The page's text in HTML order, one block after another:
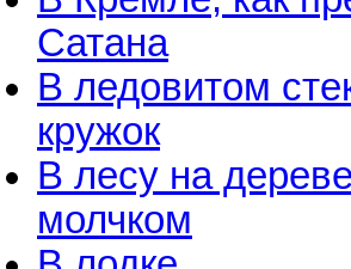
Сатана
В ледовитом
кружок
В лесу на
молчком